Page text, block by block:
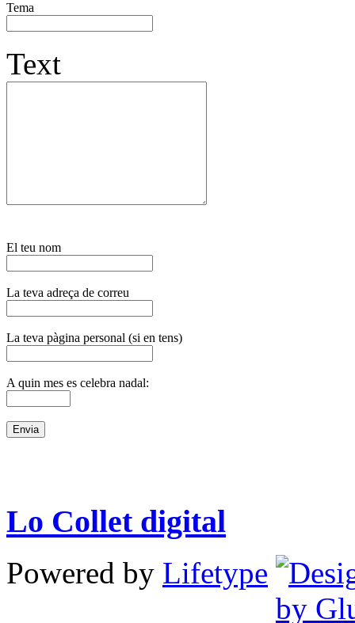
Tema
Text
El teu nom
La teva adreça de correu
La teva pàgina personal (si en tens)
A quin mes es celebra nadal:
Lo Collet digital
Powered by Lifetype